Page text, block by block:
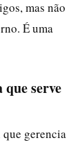
mas não
É uma
serve
gerencia